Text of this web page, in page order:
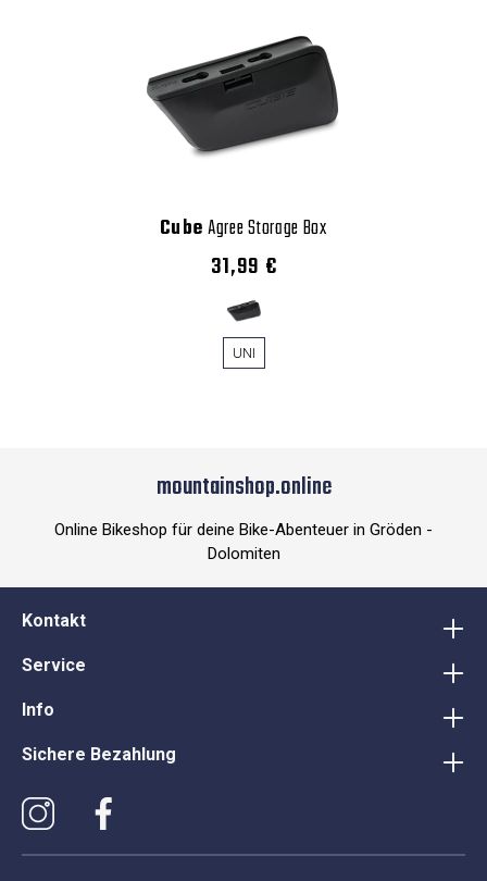
CubeAgree Storage Box
31,99 €
UNI
mountainshop.online
Online Bikeshop für deine Bike-Abenteuer in Gröden -
Dolomiten
Kontakt
Service
Info
Sichere Bezahlung